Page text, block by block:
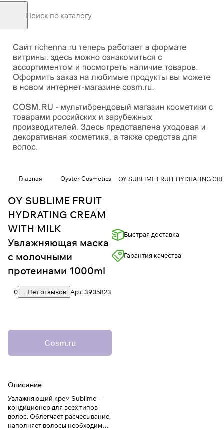
Главная Oyster Cosmetics OY SUBLIME FRUIT HYDRATING
OY SUBLIME FRUIT
HYDRATING CREAM
WITH MILK
Увлажняющая маска
с молочными
протеинами 1000ml
0 Нет отзывов Арт.3905823
Cosm.ru
Описание
Увлажняющий крем Sublime –
кондиционер для всех типов
волос. Облегчает расчесывание,
наполняет волосы необходимой
Быстрая доставка
Гарантия качества